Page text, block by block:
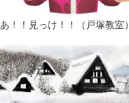
あ！！見っけ！！（戸塚教室）